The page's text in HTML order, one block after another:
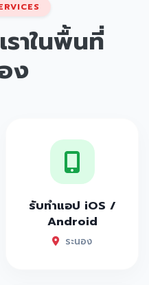
ราในพื้นที่
ง
รับทำแอป iOS /
Android
ระนอง